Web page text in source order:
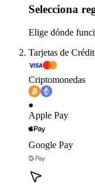
Selecciona
Elige dónde
Tarjetas de
Criptomonedas
Apple Pay
Google Pay